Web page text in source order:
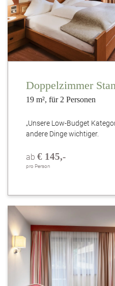
Doppelzimmer
19 m², für 2 Personen
„Unsere Low-Budget
andere Dinge wichtiger.
ab € 145,-
pro Person